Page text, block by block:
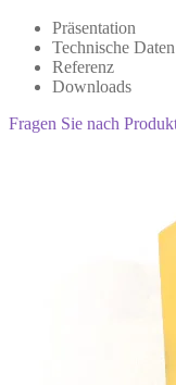
Präsentation
Technische Daten
Referenz
Downloads
Fragen Sie nach